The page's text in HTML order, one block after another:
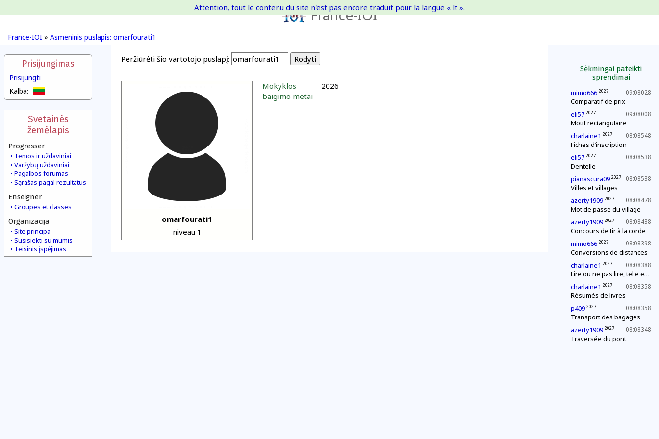
France-IOI
France-IOI » Asmeninis puslapis: omarfourati1
Attention, tout le contenu du site n'est pas encore traduit pour la langue « lt ».
Prisijungimas
Prisijungti
Kalba:
Svetainės
žemėlapis
Progresser
Temos ir uždaviniai
Varžybų uždaviniai
Pagalbos forumas
Sąrašas pagal rezultatus
Enseigner
Groupes et classes
Organizacija
Site principal
Susisiekti su mumis
Teisinis įspėjimas
Sėkmingai pateikti
sprendimai
09:08028
mimo666 2027
Comparatif de prix
09:08008
eli57 2027
Motif rectangulaire
08:08548
charlaine1 2027
Fiches d’inscription
08:08538
eli57 2027
Dentelle
08:08538
pianascura09 2027
Villes et villages
08:08478
azerty1909 2027
Mot de passe du village
08:08438
azerty1909 2027
Concours de tir à la corde
08:08398
mimo666 2027
Conversions de distances
08:08388
charlaine1 2027
Lire ou ne pas lire, telle est la question
08:08358
charlaine1 2027
Résumés de livres
08:08358
p409 2027
Transport des bagages
08:08348
azerty1909 2027
Traversée du pont
Peržiūrėti šio vartotojo puslapį:
omarfourati1
niveau 1
Mokyklos
baigimo metai
2026